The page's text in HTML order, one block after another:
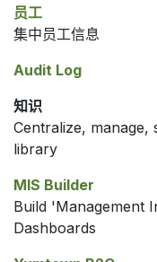
员工
集中员工信息
Audit Log
知识
Centralize,
library
MIS Builder
Build 'Management
Dashboards